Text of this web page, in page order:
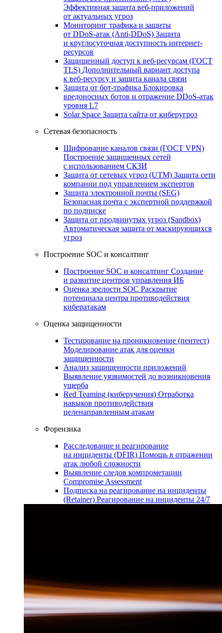
Эффективная защита веб-приложений
от актуальных угроз
Мониторинг трафика и защиты
от DDoS‑атак (Anti‑DDoS) Защита
и круглосуточная доступность интернет-
ресурсов
Защищенный доступ к веб-ресурсам (ГОСТ
TLS) Дополнительный вариант доступа
к веб‑ресурсу и защита канала связи
Защита от бот‑трафика Блокировка
вредоносных ботов и отражение DDoS‑атак
уровня L7
Solar Space Защита сайта от киберугроз
Сетевая безопасность
Шифрование каналов связи (ГОСТ VPN)
Построение защищенных сетей
с использованием СКЗИ
Защита от сетевых угроз (UTM) Защита сети
компании под управлением экспертов
Защита электронной почты (SEG)
Безопасная почта с экспертной поддержкой
по подписке
Защита от продвинутых угроз (Sandbox)
Автоматическая защита от маскирующихся
угроз
Построение SOC и консалтинг
Построение SOC и консалтинг Создание
и развитие центров управления ИБ
Оценка зрелости SOC Раскрытие
потенциала центра противодействия
кибератакам
Оценка защищенности
Тестирование на проникновение (пентест)
Моделирование атак для оценки
защищенности
Анализ защищенности приложений
Выявление уязвимостей до возникновения
ущерба
Red Teaming (киберучения) Отработка
навыков противодействия
целенаправленным атакам
Форензика
Расследование и реагирование
на инциденты (DFIR) Помощь в отражении
атак любой сложности
Выявление следов компрометации
Compromise Assessment
Подписка на реагирование на инциденты
(Retainer) Реагирование на инциденты 24/7